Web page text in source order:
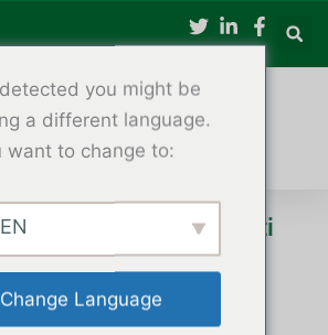
puidutreimise projekti
ja
või käsitööettevõtet, on CNC-
you might be
a different language.
want to change to:
EN
Change Language